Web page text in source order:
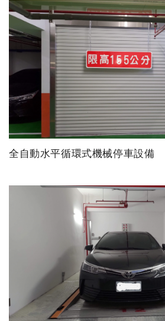
全自動水平循環式機械停車設備